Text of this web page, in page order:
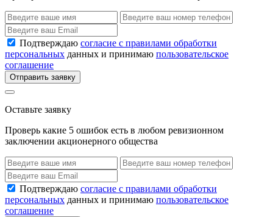
Подтверждаю согласие с правилами обработки
персональных данных и принимаю пользовательское
соглашение
Отправить заявку
Оставьте заявку
Проверь какие 5 ошибок есть в любом ревизионном
заключении акционерного общества
Подтверждаю согласие с правилами обработки
персональных данных и принимаю пользовательское
соглашение